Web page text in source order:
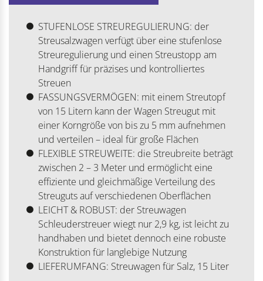
STUFENLOSE STREUREGULIERUNG: der
Streusalzwagen verfügt über eine stufenlose
Streuregulierung und einen Streustopp am
Handgriff für präzises und kontrolliertes
Streuen
FASSUNGSVERMÖGEN: mit einem Streutopf
von 15 Litern kann der Wagen Streugut mit
einer Korngröße von bis zu 5 mm aufnehmen
und verteilen – ideal für große Flächen
FLEXIBLE STREUWEITE: die Streubreite beträgt
zwischen 2 – 3 Meter und ermöglicht eine
effiziente und gleichmäßige Verteilung des
Streuguts auf verschiedenen Oberflächen
LEICHT & ROBUST: der Streuwagen
Schleuderstreuer wiegt nur 2,9 kg, ist leicht zu
handhaben und bietet dennoch eine robuste
Konstruktion für langlebige Nutzung
LIEFERUMFANG: Streuwagen für Salz, 15 Liter